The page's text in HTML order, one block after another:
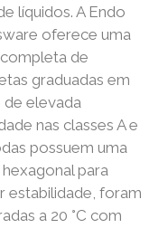
líquidos. A Endo
oferece uma
de
graduadas em
de elevada
nas classes A e
possuem uma
hexagonal para
estabilidade, foram
a 20 °C com